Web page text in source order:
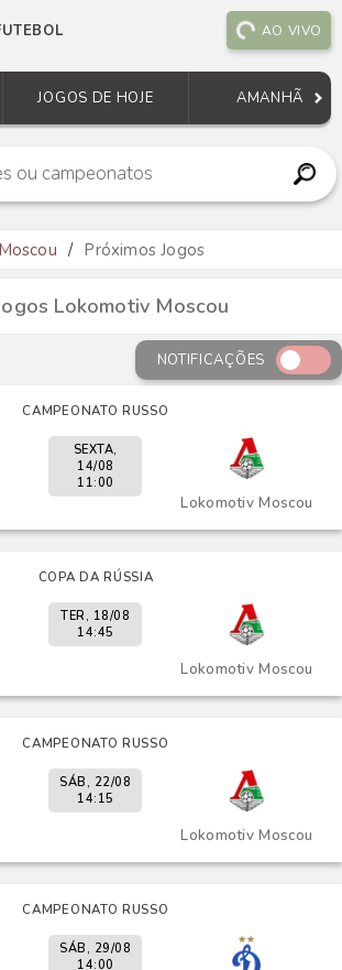
AO VIVO
JOGOS DE HOJE AMANHÃ
Próximos Jogos
Lokomotiv Moscou
NOTIFICAÇÕES
CAMPEONATO RUSSO
Lokomotiv Moscou
SEXTA,
14/08
11:00
COPA DA RÚSSIA
Lokomotiv Moscou
TER, 18/08
14:45
CAMPEONATO RUSSO
Lokomotiv Moscou
SÁB, 22/08
14:15
CAMPEONATO RUSSO
SÁB, 29/08
14:00